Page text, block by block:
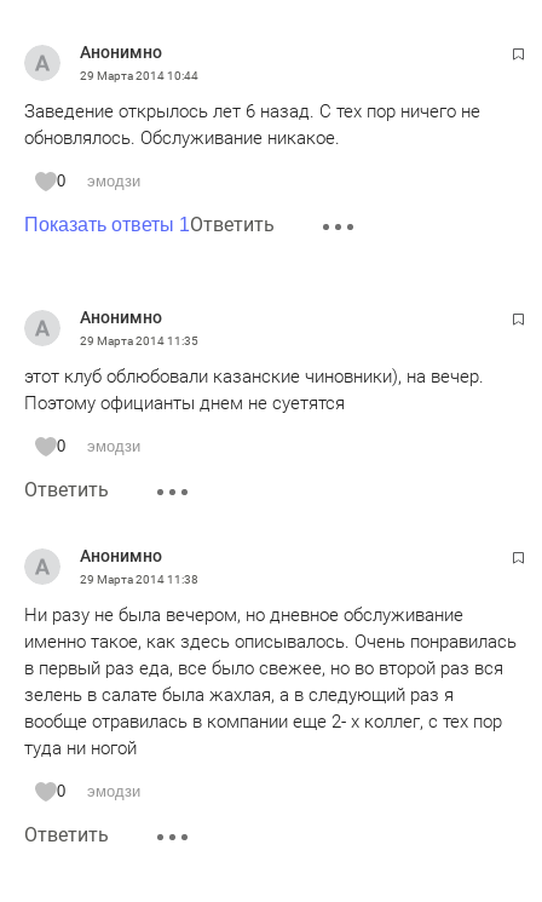
Анонимно
29 Марта 201410:44
Заведение открылось лет 6 назад. С тех пор ничего не
обновлялось. Обслуживание никакое.
0 эмодзи
Показать ответы 1Ответить
Анонимно
29 Марта 201411:35
этот клуб облюбовали казанские чиновники), на вечер.
Поэтому официанты днем не суетятся
0 эмодзи
Ответить
Анонимно
29 Марта 201411:38
Ни разу не была вечером, но дневное обслуживание
именно такое, как здесь описывалось. Очень понравилась
в первый раз еда, все было свежее, но во второй раз вся
зелень в салате была жахлая, а в следующий раз я
вообще отравилась в компании еще 2- х коллег, с тех пор
туда ни ногой
0 эмодзи
Ответить